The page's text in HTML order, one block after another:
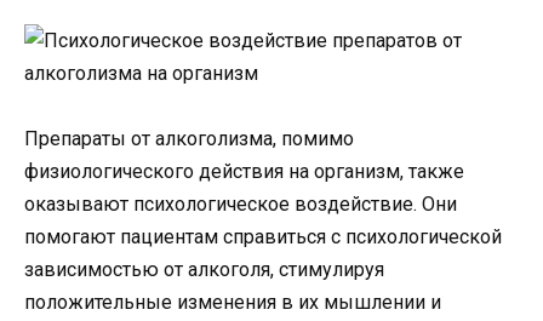
Препараты от алкоголизма, помимо
физиологического действия на организм, также
оказывают психологическое воздействие. Они
помогают пациентам справиться с психологической
зависимостью от алкоголя, стимулируя
положительные изменения в их мышлении и